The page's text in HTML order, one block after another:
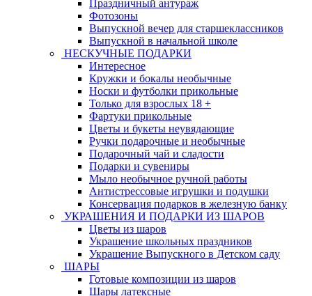
Праздничный антураж
Фотозоны
Выпускной вечер для старшеклассников
Выпускной в начальной школе
НЕСКУЧНЫЕ ПОДАРКИ
Интересное
Кружки и бокалы необычные
Носки и футболки прикольные
Только для взрослых 18 +
Фартуки прикольные
Цветы и букеты неувядающие
Ручки подарочные и необычные
Подарочный чай и сладости
Подарки и сувениры
Мыло необычное ручной работы
Антистрессовые игрушки и подушки
Консервация подарков в железную банку
УКРАШЕНИЯ И ПОДАРКИ ИЗ ШАРОВ
Цветы из шаров
Украшение школьных праздников
Украшение Выпускного в Детском саду
ШАРЫ
Готовые композиции из шаров
Шары латексные